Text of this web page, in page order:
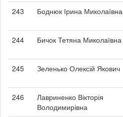
243
Боднюк Ірина Миколаївна
244
Бичок Тетяна Миколаївна
245
Зеленько Олексій Якович
246
Лавриненко Вікторія
Володимирівна